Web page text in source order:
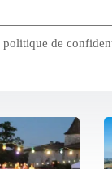
politique de